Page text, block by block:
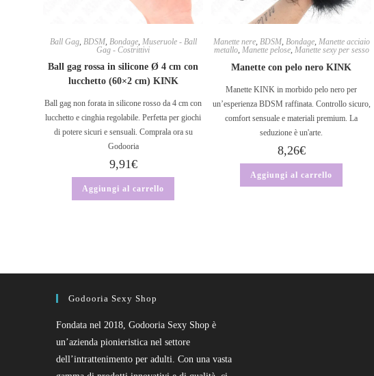
Ball Gag, BDSM, Bondage, Museruole - Ball
Gag - Costrittivi
Ball gag rossa in silicone Ø 4 cm con
lucchetto (60×2 cm) KINK
Ball gag non forata in silicone rosso da 4 cm con
lucchetto e cinghia regolabile. Perfetta per giochi
di potere sicuri e sensuali. Comprala ora su
Godooria
9,91€
Aggiungi al carrello
Manette nere, BDSM, Bondage, Manette acciaio
metallo, Manette pelose, Manette sexy per sesso
Manette con pelo nero KINK
Manette KINK in morbido pelo nero per
un’esperienza BDSM raffinata. Controllo sicuro,
comfort sensuale e materiali premium. La
seduzione è un'arte.
8,26€
Aggiungi al carrello
Godooria Sexy Shop
Fondata nel 2018, Godooria Sexy Shop è
un’azienda pionieristica nel settore
dell’intrattenimento per adulti. Con una vasta